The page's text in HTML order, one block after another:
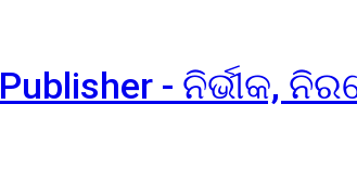
Publisher - ନିର୍ଭୀକ,